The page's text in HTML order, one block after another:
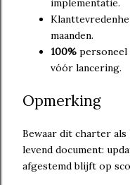
implementatie.
maanden.
100%
vóór lancering.
Opmerking
Bewaar dit charter
levend document:
afgestemd blijft op